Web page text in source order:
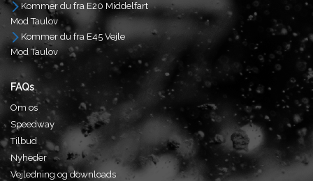
Kommer du fra E20 Middelfart
Mod Taulov
Kommer du fra E45 Vejle
Mod Taulov
FAQs
Om os
Speedway
Tilbud
Nyheder
Vejledning og downloads